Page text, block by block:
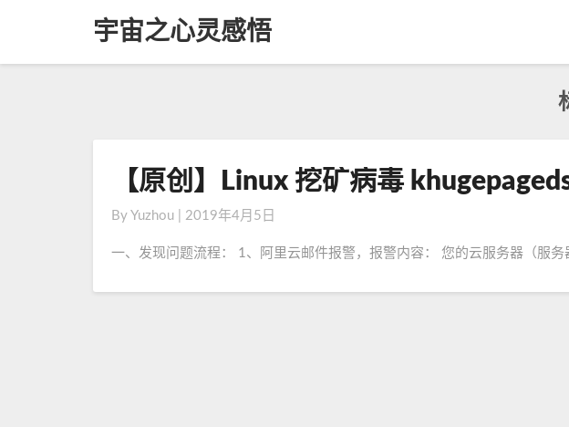
宇宙之心灵感悟
创
i
【原创】Linux 挖矿病毒
By Yuzhou 2019年4月5日
一、发现问题流程： 1、阿里云邮件报警，报警内容： 您的云服务器（服